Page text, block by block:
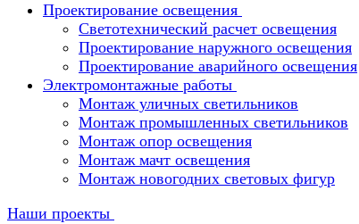
Проектирование освещения
Светотехнический расчет освещения
Проектирование наружного освещения
Проектирование аварийного освещения
Электромонтажные работы
Монтаж уличных светильников
Монтаж промышленных светильников
Монтаж опор освещения
Монтаж мачт освещения
Монтаж новогодних световых фигур
Наши проекты